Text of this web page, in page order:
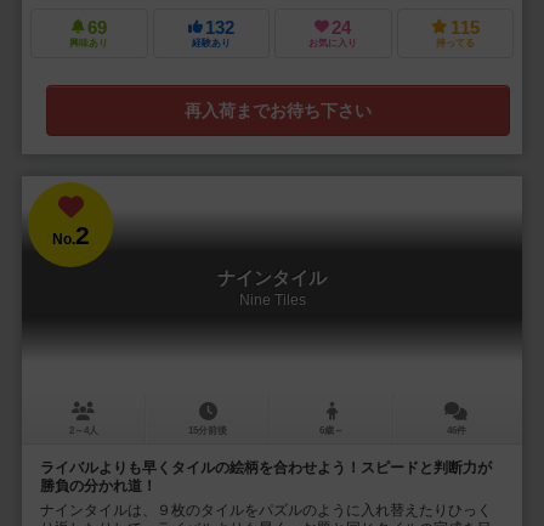
69
興味あり
132
経験あり
24
お気に入り
115
持ってる
再入荷までお待ち下さい
No.2
ナインタイル
Nine Tiles
2～4人 15分前後 6歳～ 46件
ライバルよりも早くタイルの絵柄を合わせよう！スピードと判断力が
勝負の分かれ道！
ナインタイルは、９枚のタイルをパズルのように入れ替えたりひっく